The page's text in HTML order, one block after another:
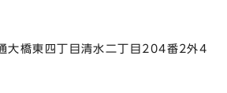
大橋東四丁目清水二丁目204番2外4